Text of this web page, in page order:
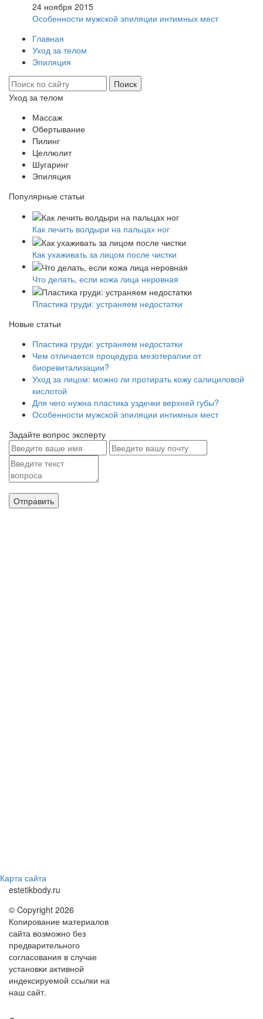
24 ноября 2015
Особенности мужской эпиляции интимных мест
Главная
Уход за телом
Эпиляция
Уход за телом
Массаж
Обертывание
Пилинг
Целлюлит
Шугаринг
Эпиляция
Популярные статьи
Как лечить волдыри на пальцах ног
Как ухаживать за лицом после чистки
Что делать, если кожа лица неровная
Пластика груди: устраняем недостатки
Новые статьи
Пластика груди: устраняем недостатки
Чем отличается процедура мезотерапии от
биоревитализации?
Уход за лицом: можно ли протирать кожу салициловой
кислотой
Для чего нужна пластика уздечки верхней губы?
Особенности мужской эпиляции интимных мест
Задайте вопрос эксперту
Карта сайта
estetikbody.ru
© Copyright 2026
Копирование материалов
сайта возможно без
предварительного
согласования в случае
установки активной
индексируемой ссылки на
наш сайт.